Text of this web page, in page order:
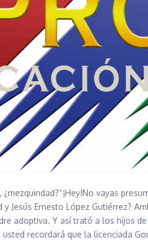
vayas
y Jesús Ernesto López
adoptiva. Y así trató a los hijos
recordará que la licenciada